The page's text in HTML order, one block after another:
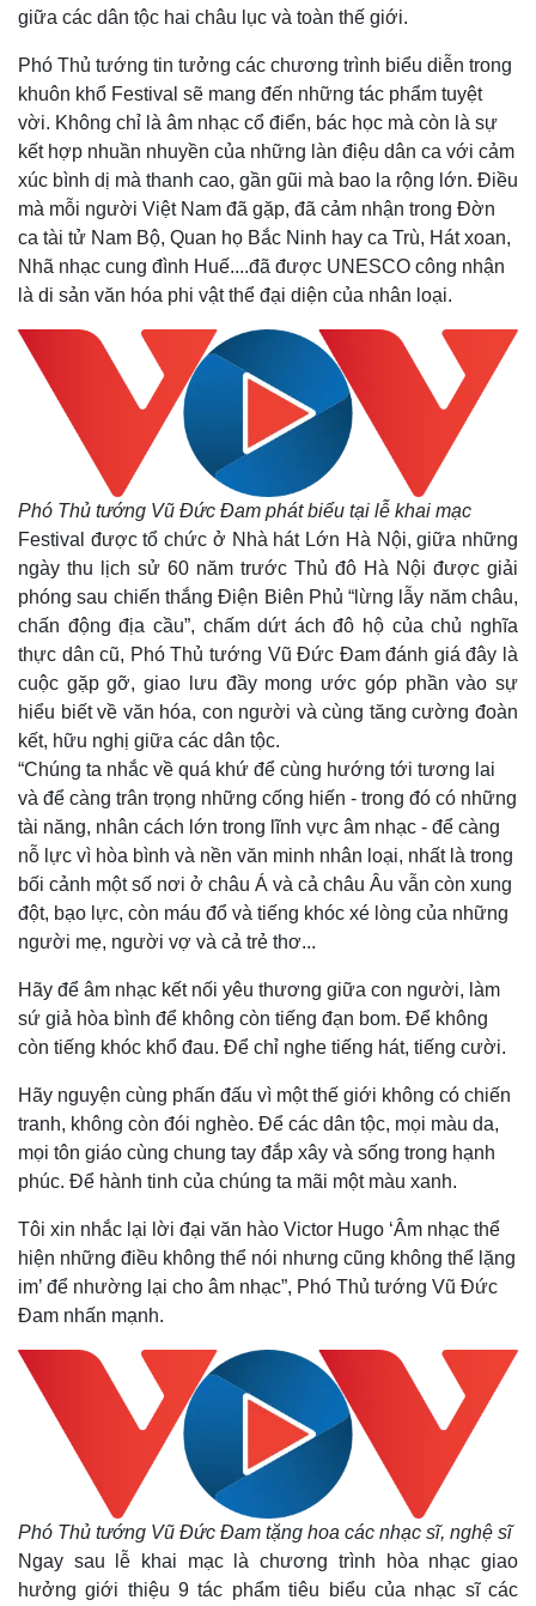
Kinh tế
Bất động sản
Khởi nghiệp
Thị trường
Tiêu dùng
Tỷ giá
Chứng khoán
Giá cà phê
giữa các dân tộc hai châu lục và toàn thế giới.
Phó Thủ tướng tin tưởng các chương trình biểu diễn trong
khuôn khổ Festival sẽ mang đến những tác phẩm tuyệt
vời. Không chỉ là âm nhạc cổ điển, bác học mà còn là sự
kết hợp nhuần nhuyền của những làn điệu dân ca với cảm
xúc bình dị mà thanh cao, gần gũi mà bao la rộng lớn. Điều
mà mỗi người Việt Nam đã gặp, đã cảm nhận trong Đờn
ca tài tử Nam Bộ, Quan họ Bắc Ninh hay ca Trù, Hát xoan,
Nhã nhạc cung đình Huế....đã được UNESCO công nhận
là di sản văn hóa phi vật thể đại diện của nhân loại.
Phó Thủ tướng Vũ Đức Đam phát biểu tại lễ khai mạc
Festival được tổ chức ở Nhà hát Lớn Hà Nội, giữa những
ngày thu lịch sử 60 năm trước Thủ đô Hà Nội được giải
phóng sau chiến thắng Điện Biên Phủ “lừng lẫy năm châu,
chấn động địa cầu”, chấm dứt ách đô hộ của chủ nghĩa
thực dân cũ, Phó Thủ tướng Vũ Đức Đam đánh giá đây là
cuộc gặp gỡ, giao lưu đầy mong ước góp phần vào sự
hiểu biết về văn hóa, con người và cùng tăng cường đoàn
kết, hữu nghị giữa các dân tộc.
“Chúng ta nhắc về quá khứ để cùng hướng tới tương lai
và để càng trân trọng những cống hiến - trong đó có những
tài năng, nhân cách lớn trong lĩnh vực âm nhạc - để càng
nỗ lực vì hòa bình và nền văn minh nhân loại, nhất là trong
bối cảnh một số nơi ở châu Á và cả châu Âu vẫn còn xung
đột, bạo lực, còn máu đổ và tiếng khóc xé lòng của những
người mẹ, người vợ và cả trẻ thơ...
Hãy để âm nhạc kết nối yêu thương giữa con người, làm
sứ giả hòa bình để không còn tiếng đạn bom. Để không
còn tiếng khóc khổ đau. Để chỉ nghe tiếng hát, tiếng cười.
Hãy nguyện cùng phấn đấu vì một thế giới không có chiến
tranh, không còn đói nghèo. Để các dân tộc, mọi màu da,
mọi tôn giáo cùng chung tay đắp xây và sống trong hạnh
phúc. Để hành tinh của chúng ta mãi một màu xanh.
Tôi xin nhắc lại lời đại văn hào Victor Hugo ‘Âm nhạc thể
hiện những điều không thể nói nhưng cũng không thể lặng
im’ để nhường lại cho âm nhạc”, Phó Thủ tướng Vũ Đức
Đam nhấn mạnh.
Phó Thủ tướng Vũ Đức Đam tặng hoa các nhạc sĩ, nghệ sĩ
Ngay sau lễ khai mạc là chương trình hòa nhạc giao
hưởng giới thiệu 9 tác phẩm tiêu biểu của nhạc sĩ các